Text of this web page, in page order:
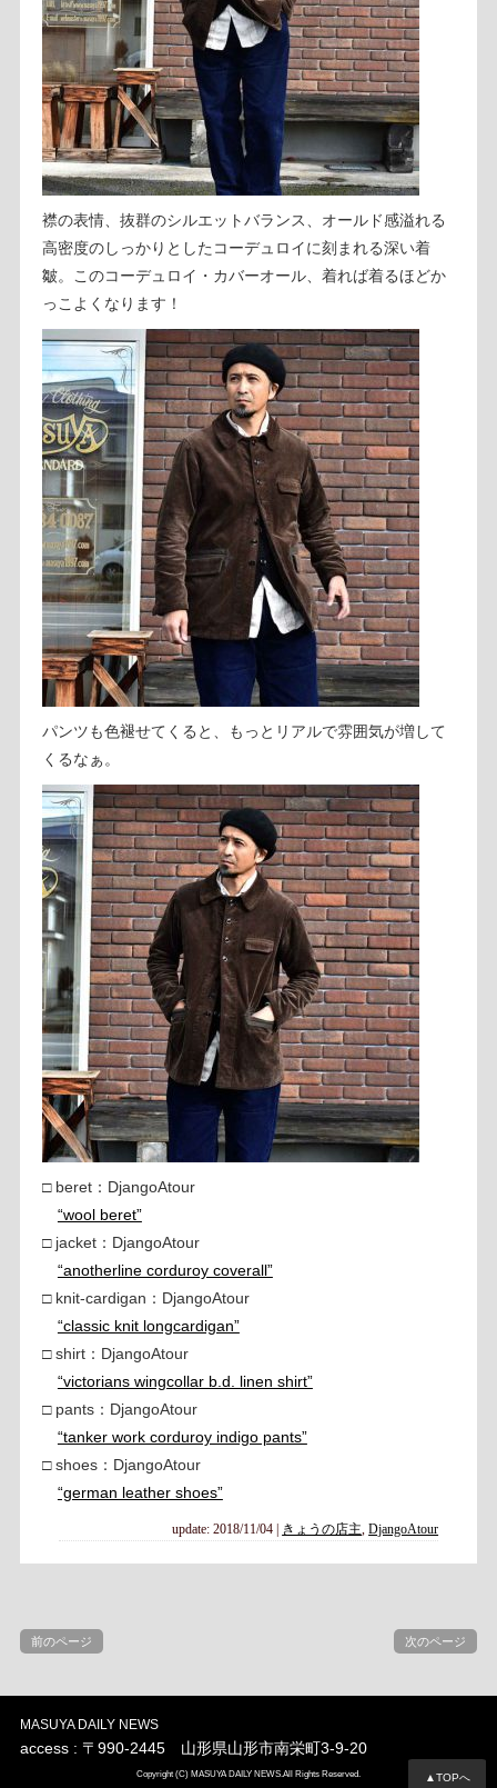
▲TOPへ
襟の表情、抜群のシルエットバランス、オールド感溢れる
高密度のしっかりとしたコーデュロイに刻まれる深い着
皺。このコーデュロイ・カバーオール、着れば着るほどか
っこよくなります！
パンツも色褪せてくると、もっとリアルで雰囲気が増して
くるなぁ。
□ beret：DjangoAtour
“wool beret”
□ jacket：DjangoAtour
“anotherline corduroy coverall”
□ knit-cardigan：DjangoAtour
“classic knit longcardigan”
□ shirt：DjangoAtour
“victorians wingcollar b.d. linen shirt”
□ pants：DjangoAtour
“tanker work corduroy indigo pants”
□ shoes：DjangoAtour
“german leather shoes”
update: 2018/11/04 | きょうの店主 ,DjangoAtour
前のページ 次のページ
MASUYA DAILY NEWS
access : 〒990-2445 山形県山形市南栄町3-9-20
Copyright (C) MASUYA DAILY NEWS.All Rights Reserved.